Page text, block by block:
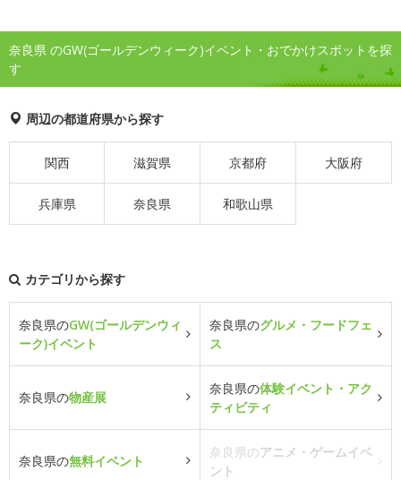
奈良県 のGW(ゴールデンウィーク)イベント・おでかけスポットを探
す
周辺の都道府県から探す
関西 滋賀県 京都府 大阪府
兵庫県 奈良県 和歌山県
カテゴリから探す
奈良県のGW(ゴールデンウィ
ーク)イベント
奈良県のグルメ・フードフェ
ス
奈良県の物産展
奈良県の体験イベント・アク
ティビティ
奈良県の無料イベント
奈良県のアニメ・ゲームイベ
ント